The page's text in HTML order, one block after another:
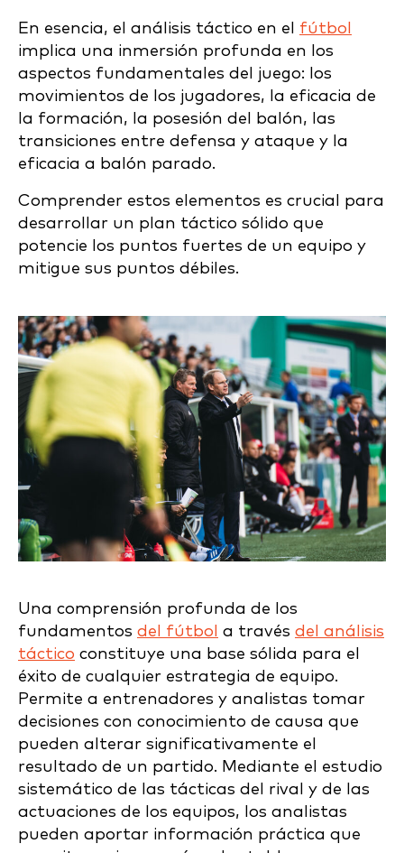
En esencia, el análisis táctico en el fútbol
implica una inmersión profunda en los
aspectos fundamentales del juego: los
movimientos de los jugadores, la eficacia de
la formación, la posesión del balón, las
transiciones entre defensa y ataque y la
eficacia a balón parado.
Comprender estos elementos es crucial para
desarrollar un plan táctico sólido que
potencie los puntos fuertes de un equipo y
mitigue sus puntos débiles.
Una comprensión profunda de los
fundamentos del fútbol a través del análisis
táctico constituye una base sólida para el
éxito de cualquier estrategia de equipo.
Permite a entrenadores y analistas tomar
decisiones con conocimiento de causa que
pueden alterar significativamente el
resultado de un partido. Mediante el estudio
sistemático de las tácticas del rival y de las
actuaciones de los equipos, los analistas
pueden aportar información práctica que